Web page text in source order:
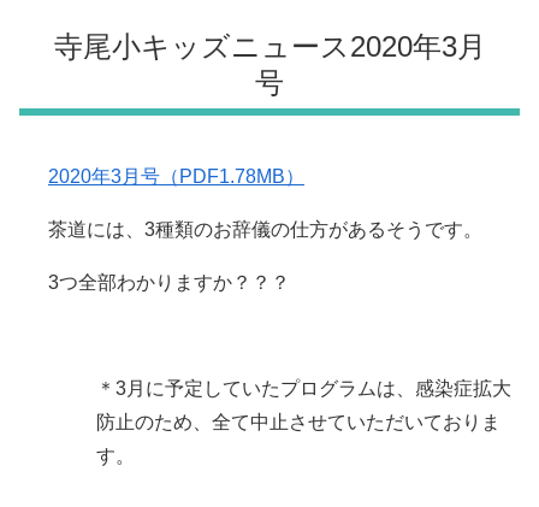
寺尾小キッズニュース2020年3月
号
2020年3月号（PDF1.78MB）
茶道には、3種類のお辞儀の仕方があるそうです。
3つ全部わかりますか？？？
＊3月に予定していたプログラムは、感染症拡大
防止のため、全て中止させていただいておりま
す。